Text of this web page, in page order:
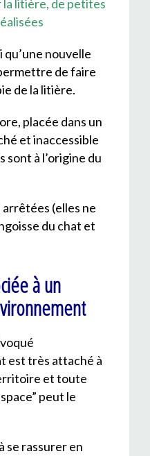
litière, de petites
qu’une nouvelle
de faire
de la litière.
placée dans un
et inaccessible
sont à l’origine du
(elles ne
du chat et
à un
est très attaché à
et toute
peut le
se rassurer en